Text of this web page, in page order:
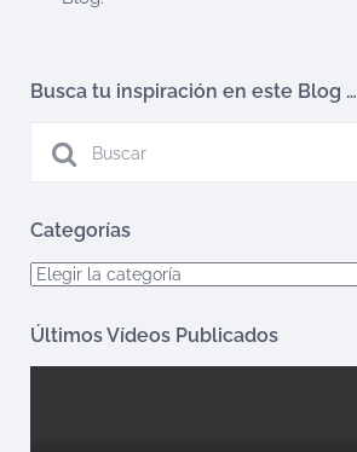
Busca tu inspiración en este Blog …
Categorías
Categorías
Últimos Vídeos Publicados